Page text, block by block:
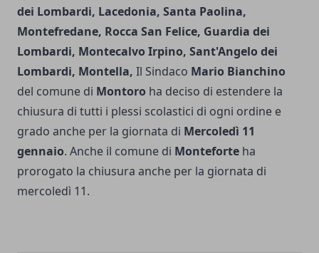
dei Lombardi, Lacedonia, Santa Paolina,
Montefredane, Rocca San Felice, Guardia dei
Lombardi, Montecalvo Irpino, Sant'Angelo dei
Lombardi, Montella, Il Sindaco Mario Bianchino
del comune di Montoro ha deciso di estendere la
chiusura di tutti i plessi scolastici di ogni ordine e
grado anche per la giornata di Mercoledì 11
gennaio. Anche il comune di Monteforte ha
prorogato la chiusura anche per la giornata di
mercoledì 11.